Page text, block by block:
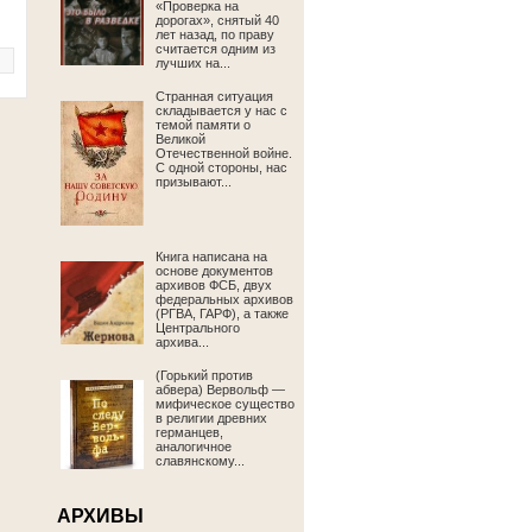
«Проверка на
дорогах», снятый 40
лет назад, по праву
считается одним из
лучших на...
Странная ситуация
складывается у нас с
темой памяти о
Великой
Отечественной войне.
С одной стороны, нас
призывают...
Книга написана на
основе документов
архивов ФСБ, двух
федеральных архивов
(РГВА, ГАРФ), а также
Центрального
архива...
(Горький против
абвера) Вервольф —
мифическое существо
в религии древних
германцев,
аналогичное
славянскому...
АРХИВЫ